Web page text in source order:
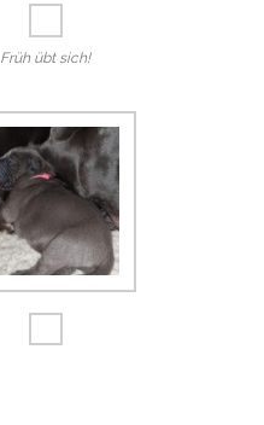
Früh übt sich!